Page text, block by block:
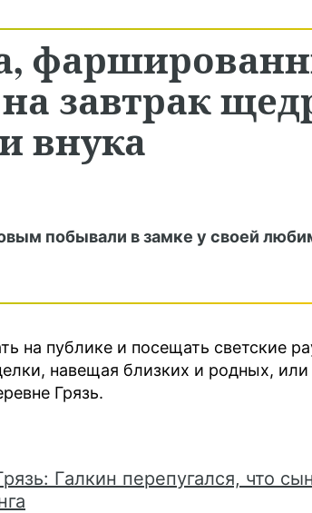
завтрак
внука
побывали в замке у своей
на публике и посещать светские
навещая близких и родных,
Грязь.
Галкин перепугался, что